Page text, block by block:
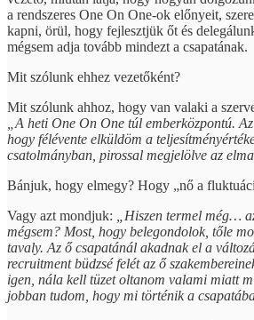
a rendszeres One On One-ok előnyeit,
kapni, örül, hogy fejlesztjük őt és
mégsem adja tovább mindezt a csapatának.
Mit szólunk ehhez vezetőként?
Mit szólunk ahhoz, hogy van valaki a
„A heti One On One túl emberközpontú.
hogy félévente elküldöm a
csatolmányban, pirossal megjelölve az
Bánjuk, hogy elmegy? Hogy „nő a
Vagy azt mondjuk:
„Hiszen termel még…
mégsem? Most, hogy belegondolok, tőle
tavaly. Az ő csapatánál akadnak el a
recruitment büdzsé felét az ő
igen, nála kell tüzet oltanom valami miatt
jobban tudom, hogy mi történik a